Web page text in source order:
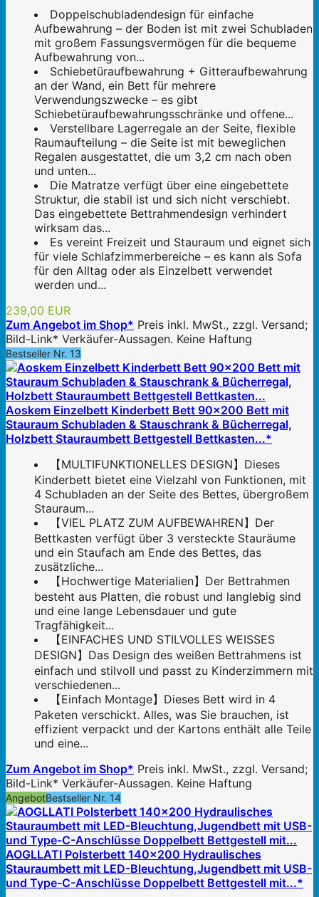
Doppelschubladendesign für einfache
Aufbewahrung – der Boden ist mit zwei Schubladen
mit großem Fassungsvermögen für die bequeme
Aufbewahrung von...
Schiebetüraufbewahrung + Gitteraufbewahrung
an der Wand, ein Bett für mehrere
Verwendungszwecke – es gibt
Schiebetüraufbewahrungsschränke und offene...
Verstellbare Lagerregale an der Seite, flexible
Raumaufteilung – die Seite ist mit beweglichen
Regalen ausgestattet, die um 3,2 cm nach oben
und unten...
Die Matratze verfügt über eine eingebettete
Struktur, die stabil ist und sich nicht verschiebt.
Das eingebettete Bettrahmendesign verhindert
wirksam das...
Es vereint Freizeit und Stauraum und eignet sich
für viele Schlafzimmerbereiche – es kann als Sofa
für den Alltag oder als Einzelbett verwendet
werden und...
239,00 EUR
Zum Angebot im Shop* Preis inkl. MwSt., zzgl. Versand;
Bild-Link* Verkäufer-Aussagen. Keine Haftung
Bestseller Nr. 13
Aoskem Einzelbett Kinderbett Bett 90x200 Bett mit
Stauraum Schubladen & Stauschrank & Bücherregal,
Holzbett Stauraumbett Bettgestell Bettkasten...*
【MULTIFUNKTIONELLES DESIGN】Dieses
Kinderbett bietet eine Vielzahl von Funktionen, mit
4 Schubladen an der Seite des Bettes, übergroßem
Stauraum...
【VIEL PLATZ ZUM AUFBEWAHREN】Der
Bettkasten verfügt über 3 versteckte Stauräume
und ein Staufach am Ende des Bettes, das
zusätzliche...
【Hochwertige Materialien】Der Bettrahmen
besteht aus Platten, die robust und langlebig sind
und eine lange Lebensdauer und gute
Tragfähigkeit...
【EINFACHES UND STILVOLLES WEISSES
DESIGN】Das Design des weißen Bettrahmens ist
einfach und stilvoll und passt zu Kinderzimmern mit
verschiedenen...
【Einfach Montage】Dieses Bett wird in 4
Paketen verschickt. Alles, was Sie brauchen, ist
effizient verpackt und der Kartons enthält alle Teile
und eine...
Zum Angebot im Shop* Preis inkl. MwSt., zzgl. Versand;
Bild-Link* Verkäufer-Aussagen. Keine Haftung
AngebotBestseller Nr. 14
AOGLLATI Polsterbett 140×200 Hydraulisches
Stauraumbett mit LED-Bleuchtung,Jugendbett mit USB-
und Type-C-Anschlüsse Doppelbett Bettgestell mit...*